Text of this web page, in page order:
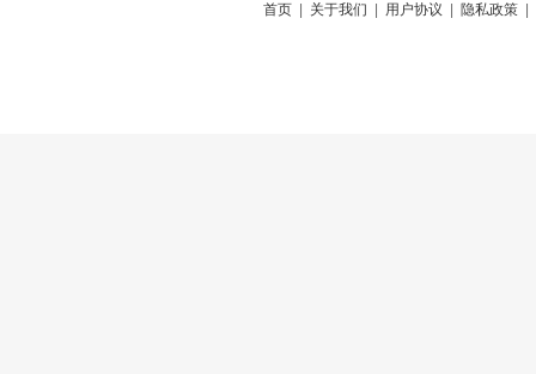
首页 关于我们 用户协议 隐私政策